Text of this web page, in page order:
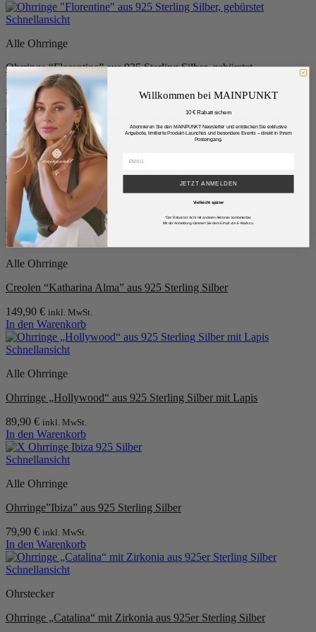
Schnellansicht
Alle Ohrringe
Ohrringe “Florentine” aus 925 Sterling Silber, gebürstet
89,90€ inkl. MwSt.
In den Warenkorb
Schnellansicht
Alle Ohrringe
Ohrringe “Coslada” aus 925 Sterling Silber mit rosa Perlmutt
119,90
€ inkl. MwSt.
In den Warenkorb
Schnellansicht
Alle Ohrringe
Creolen “Katharina Alma” aus 925 Sterling Silber
149,90 € inkl. MwSt.
In den Warenkorb
Schnellansicht
Alle Ohrringe
Ohrringe „Hollywood“ aus 925 Sterling Silber mit Lapis
89,90 € inkl. MwSt.
In den Warenkorb
Schnellansicht
Alle Ohrringe
Ohrringe”Ibiza” aus 925 Sterling Silber
79,90 € inkl. MwSt.
In den Warenkorb
Schnellansicht
Ohrstecker
Ohrringe „Catalina“ mit Zirkonia aus 925er Sterling Silber
Willkommen bei MAINPUNKT
10 € Rabatt sichern
Abonnieren Sie den MAINPUNKT Newsletter und entdecken Sie exklusive
Angebote, limitierte Produkt-Launches und besondere Events – direkt in Ihrem
Posteingang.
JETZT ANMELDEN
Vielleicht später
*Der Rabatt ist nicht mit anderen Aktionen kombinierbar.
Mit der Anmeldung stimmen Sie dem Erhalt von E-Mails zu.